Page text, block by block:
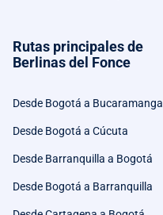
Rutas principales de
Berlinas del Fonce
Desde Bogotá a Bucaramanga
Desde Bogotá a Cúcuta
Desde Barranquilla a Bogotá
Desde Bogotá a Barranquilla